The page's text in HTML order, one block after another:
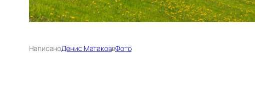
НаписаноДенис МатаковвФото